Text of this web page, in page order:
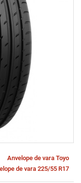
Anvelope de vara Toyo
de vara 225/55 R17